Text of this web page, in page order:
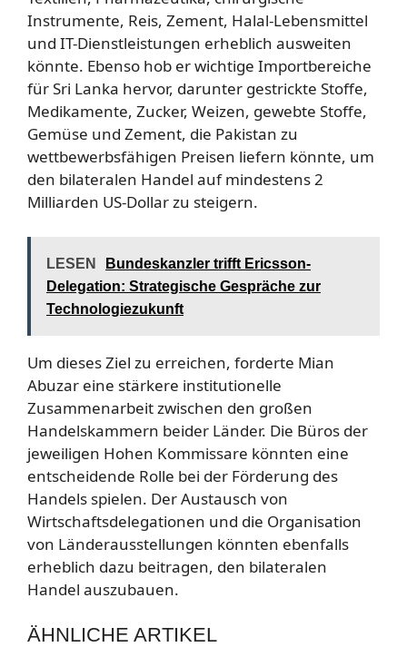
Instrumente, Reis, Zement, Halal-Lebensmittel
und IT-Dienstleistungen erheblich ausweiten
könnte. Ebenso hob er wichtige Importbereiche
für Sri Lanka hervor, darunter gestrickte Stoffe,
Medikamente, Zucker, Weizen, gewebte Stoffe,
Gemüse und Zement, die Pakistan zu
wettbewerbsfähigen Preisen liefern könnte, um
den bilateralen Handel auf mindestens 2
Milliarden US-Dollar zu steigern.
LESEN
Bundeskanzler trifft Ericsson-
Delegation: Strategische Gespräche zur
Technologiezukunft
Um dieses Ziel zu erreichen, forderte Mian
Abuzar eine stärkere institutionelle
Zusammenarbeit zwischen den großen
Handelskammern beider Länder. Die Büros der
jeweiligen Hohen Kommissare könnten eine
entscheidende Rolle bei der Förderung des
Handels spielen. Der Austausch von
Wirtschaftsdelegationen und die Organisation
von Länderausstellungen könnten ebenfalls
erheblich dazu beitragen, den bilateralen
Handel auszubauen.
ÄHNLICHE ARTIKEL